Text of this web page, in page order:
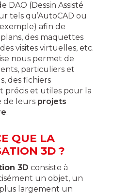
DAO (Dessin Assisté
tels qu’AutoCAD ou
afin de
des maquettes
visites virtuelles, etc.
nous permet de
particuliers et
des fichiers
précis et utiles pour la
de leurs projets
.
QUE LA
3D ?
3D consiste à
un objet, un
largement un